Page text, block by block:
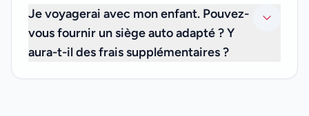
supplémentaires.
Je voyagerai avec mon enfant. Pouvez-
vous fournir un siège auto adapté ? Y
aura-t-il des frais supplémentaires ?